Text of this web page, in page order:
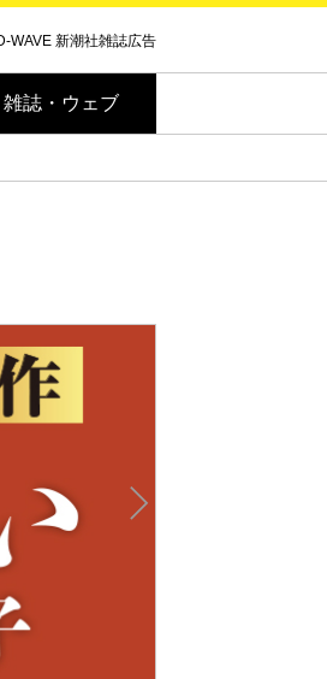
WAVE 新潮社雑誌広告
誌・ウェブ